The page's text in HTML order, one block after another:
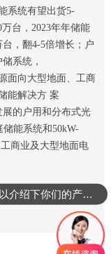
系统有望出货5-
台，2023年年储能
，翻4-5倍增长；户
系统，
面向大型地面、工商
能解决方 案
展的户用和分布式光
能系统和50kW-
商业及大型地面电
可以介绍下你们的产品么
你们是怎么收费的呢